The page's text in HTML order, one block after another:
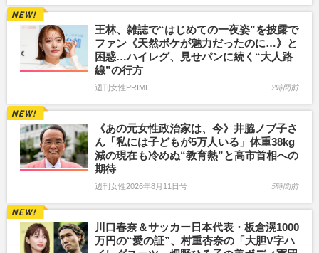
王林、雑誌で“はじめての一夜姿”を披露で
ファン《天然ボケが魅力だったのに…》と
困惑…ハイレグ、見せパンに続く“大人路
線”の行方
週刊女性PRIME 2時間前
《あの元女性政治家は、今》井脇ノブ子さ
ん「私には子どもが5万人いる」体重38kg
減の現在も冷めぬ“教育熱”と高市首相への
期待
週刊女性2026年8月11日号 5時間前
川口春奈＆サッカー日本代表・板倉滉1000
万円の“愛の証”、村重杏奈の「大胆V字ハ